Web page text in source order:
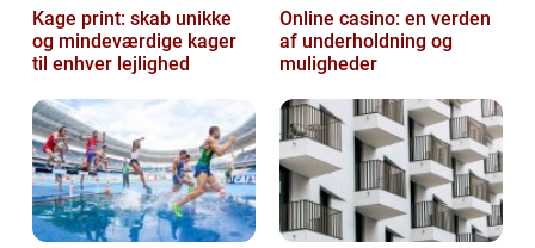
Kage print: skab unikke
og mindeværdige kager
til enhver lejlighed
Online casino: en verden
af underholdning og
muligheder